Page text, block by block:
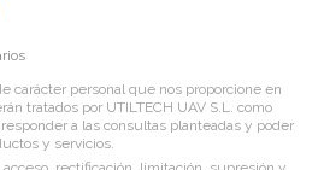
carácter personal que nos proporcione en
tratados por UTILTECH UAV S.L. como
a las consultas planteadas y poder
y servicios.